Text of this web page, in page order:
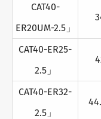
CAT40-
ER20UM-2.5」
CAT40-ER25-
2.5」
CAT40-ER32-
2.5」